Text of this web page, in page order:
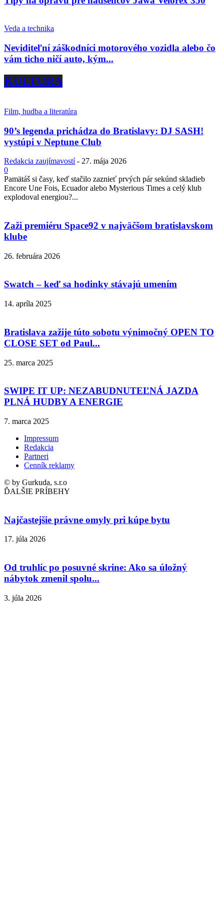
Veda a technika
Neviditeľní záškodníci motorového vozidla alebo čo
vám ticho ničí auto, kým...
KULTÚRA
Film, hudba a literatúra
90’s legenda prichádza do Bratislavy: DJ SASH!
vystúpi v Neptune Club
Redakcia zaujímavostí - 27. mája 2026
0
Pamätáš si časy, keď stačilo zaznieť prvých pár sekúnd skladieb
Encore Une Fois, Ecuador alebo Mysterious Times a celý klub
explodoval energiou?...
Zaži premiéru Space92 v najväčšom bratislavskom
klube
26. februára 2026
Swatch – keď sa hodinky stávajú umením
14. apríla 2025
Bratislava zažije túto sobotu výnimočný OPEN TO
CLOSE SET od Paul...
25. marca 2025
SWIPE IT UP: NEZABUDNUTEĽNÁ JAZDA
PLNÁ HUDBY A ENERGIE
7. marca 2025
Impressum
Redakcia
Partneri
Cenník reklamy
© by Gurkuda, s.r.o
ĎALŠIE PRÍBEHY
Najčastejšie právne omyly pri kúpe bytu
17. júla 2026
Od truhlíc po posuvné skrine: Ako sa úložný
nábytok zmenil spolu...
3. júla 2026